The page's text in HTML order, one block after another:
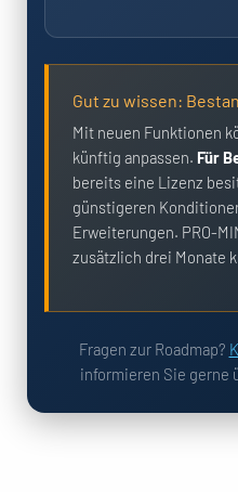
Gut zu wissen:
Mit neuen Funktionen
künftig anpassen.Für
bereits eine Lizenz
günstigeren
Erweiterungen. PRO-
zusätzlich drei Monate
Fragen zur Roadmap?
informieren Sie gerne